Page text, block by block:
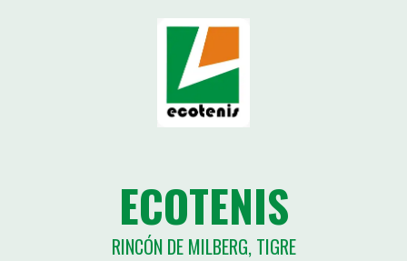
ECOTENIS
RINCÓN DE MILBERG, TIGRE